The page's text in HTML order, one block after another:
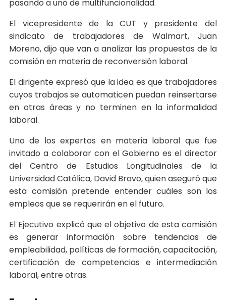
pasando a uno de multifuncionalidad.
El vicepresidente de la CUT y presidente del
sindicato de trabajadores de Walmart, Juan
Moreno, dijo que van a analizar las propuestas de la
comisión en materia de reconversión laboral.
El dirigente expresó que la idea es que trabajadores
cuyos trabajos se automaticen puedan reinsertarse
en otras áreas y no terminen en la informalidad
laboral.
Uno de los expertos en materia laboral que fue
invitado a colaborar con el Gobierno es el director
del Centro de Estudios Longitudinales de la
Universidad Católica, David Bravo, quien aseguró que
esta comisión pretende entender cuáles son los
empleos que se requerirán en el futuro.
El Ejecutivo explicó que el objetivo de esta comisión
es generar información sobre tendencias de
empleabilidad, políticas de formación, capacitación,
certificación de competencias e intermediación
laboral, entre otras.